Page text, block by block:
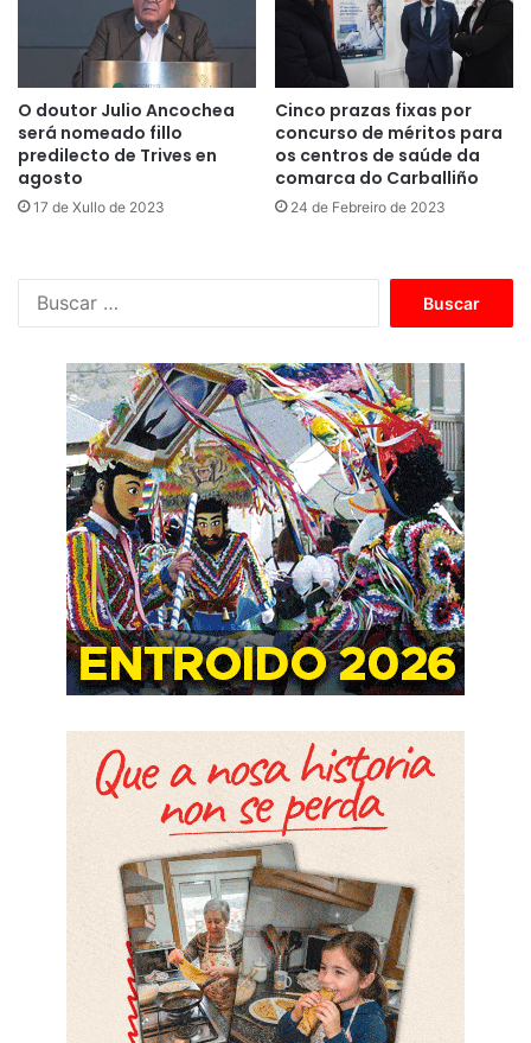
O doutor Julio Ancochea
será nomeado fillo
predilecto de Trives en
agosto
17 de Xullo de 2023
Cinco prazas fixas por
concurso de méritos para
os centros de saúde da
comarca do Carballiño
24 de Febreiro de 2023
c
a
r
: